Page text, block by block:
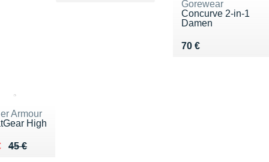
Gorewear
Concurve 2-in-1
Damen
70 €
Vendu 70 €
Armour
High
45 €
de 45 €
22 €